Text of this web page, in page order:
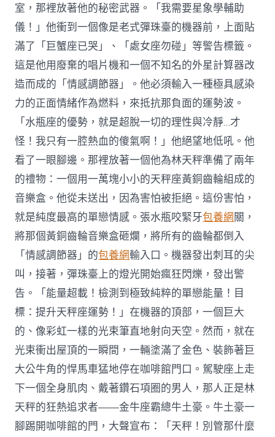
室，那裡放著他的秘密武器。「我需要星象學輔助
儀！」他衝到一個像是老式彈珠臺的機器前，上面貼
滿了「巨蟹座已哭」、「處女座勿碰」等警告標籤。
這是他用廢棄的唱片機和一個不知名的外星計算器改
造而成的「情感調節器」。他必須輸入一種極具感染
力的正面情緒作為燃料，來抵抗那負面的運勢波。
「水瓶座的優勢，就是超脫一切的理性與冷靜…才
怪！我只有一腔熱血的傻氣啊！」他絕望地低吼。他
看了一眼腳邊。那裡放著一個他為林天秤準備了兩年
的禮物：一個用一萬塊小小的天秤座黃銅齒輪組成的
音樂盒。他從未送出，因為害怕被拒絕。這份害怕，
就是純度最高的單戀情感。張水瓶咬緊牙包養網關，
將那個黃銅齒輪音樂盒砸爛，將所有的齒輪都倒入
「情感調節器」的包養網輸入口。機器發出刺耳的尖
叫，接著，彈珠臺上的燈光開始瘋狂閃爍，發出警
告。「能量超載！檢測到極致純粹的單戀能量！目
標：提升天秤座運勢！」在機器的頂部，一個巨大
的、像彩虹一樣的光束筆直地射向天空。然而，就在
光束衝出屋頂的一瞬間，一輛塗滿了金色、裝飾著巨
大公牛角的悍馬車猛地停在咖啡館門口。駕駛座上走
下一個全身肌肉、戴著鑽石項圈的男人，那人正是林
天秤的狂熱追求者——金牛座霸總牛土豪。牛土豪一
腳踢開咖啡館的門，大聲宣布：「天秤！別管那什麼